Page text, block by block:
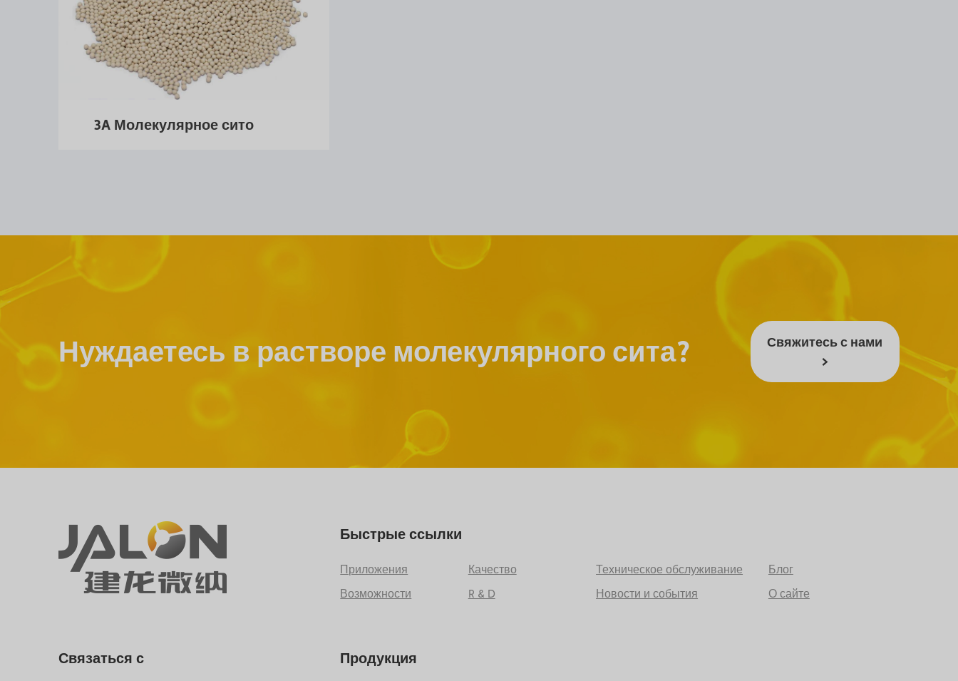
3A Молекулярное сито
Нуждаетесь в растворе молекулярного сита?
Свяжитесь с нами
>
Быстрые ссылки
Приложения Качество Техническое обслуживание
Блог
Возможности
R & D Новости и события О сайте
Связаться с Продукция